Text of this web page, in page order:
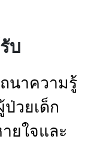
บ
นาความรู้
วยเด็ก
ยใจและ